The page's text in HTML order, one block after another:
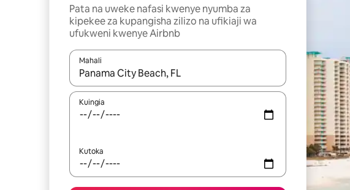
Pata na uweke nafasi kwenye nyumba za
kipekee za kupangisha zilizo na ufikiaji wa
ufukweni kwenye Airbnb
Mahali
Wakati matokeo yanapatikana, vinjari kwa kutumia vitufe vya
Kuingia
Kutoka